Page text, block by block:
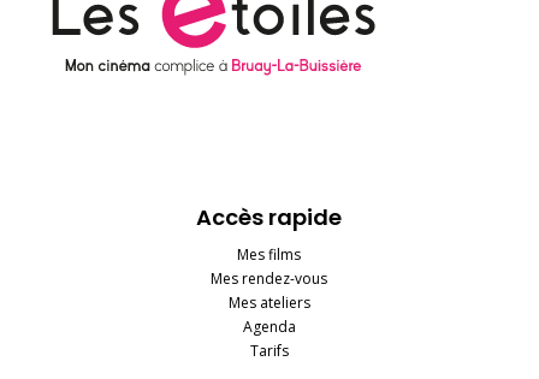
Accès rapide
Mes films
Mes rendez-vous
Mes ateliers
Agenda
Tarifs